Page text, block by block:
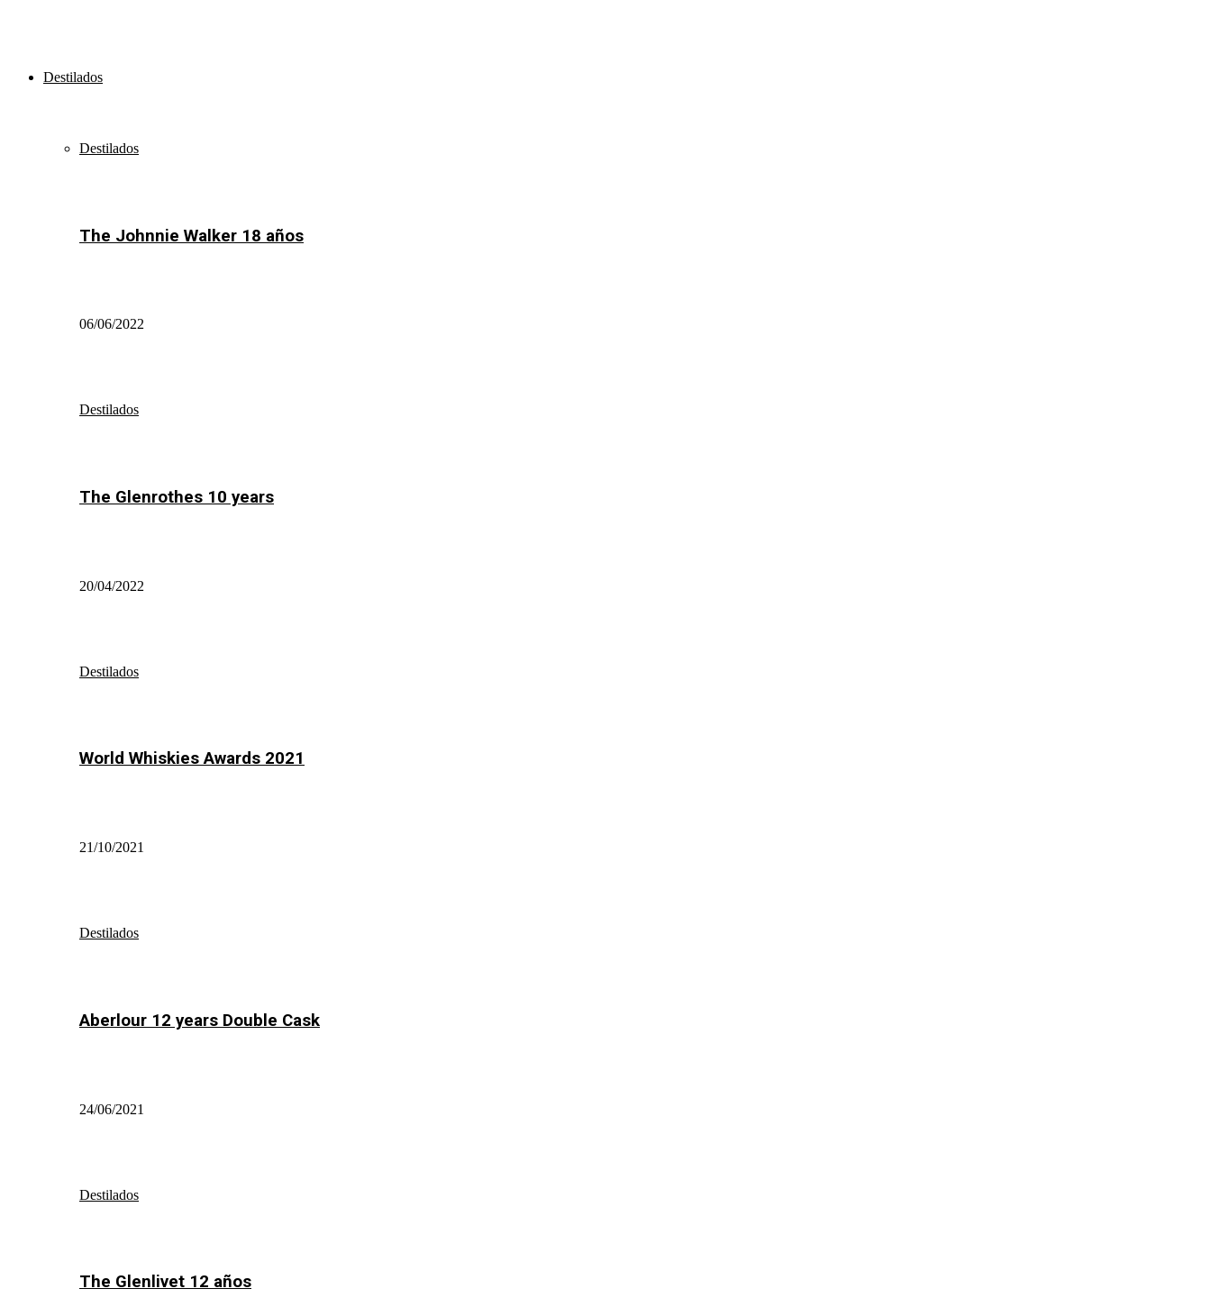
Destilados
Destilados
The Johnnie Walker 18 años
06/06/2022
Destilados
The Glenrothes 10 years
20/04/2022
Destilados
World Whiskies Awards 2021
21/10/2021
Destilados
Aberlour 12 years Double Cask
24/06/2021
Destilados
The Glenlivet 12 años